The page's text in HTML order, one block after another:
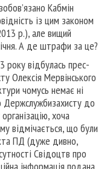
Кабмін
із цим законом
р.), але вищий
А де штрафи за це?
року відбулась прес-
Олексія Мервінського
чомусь немає ні
Держслужбизахисту до
хоча
відмічається, що були
ПД (дуже дивно,
Свідоцтв про